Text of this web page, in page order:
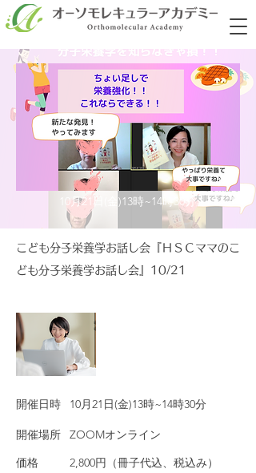
10月21日(金)13時~14時30分
こども分子栄養学お話し会『ＨＳＣママのこ
ども分子栄養学お話し会』10/21
​開催日時 10月21日(金)13時~14時30分
​開催場所
ZOOMオンライン
価格
2,800円（冊子代込、税込み）